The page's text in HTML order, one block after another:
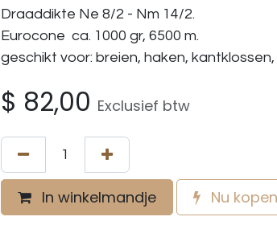
Draaddikte Ne 8/2 - Nm 14/2.
Eurocone ca. 1000 gr, 6500 m.
geschikt voor: breien, haken, kantklossen,
$ 82,00 Exclusief btw
In winkelmandje Nu